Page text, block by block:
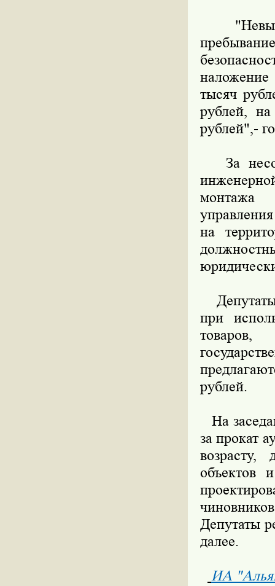
тысяч
рублей,
рублей",-
За
монтажа
на
при
рублей.
На
за прокат
возрасту,
объектов
Депутаты
далее.
ИА